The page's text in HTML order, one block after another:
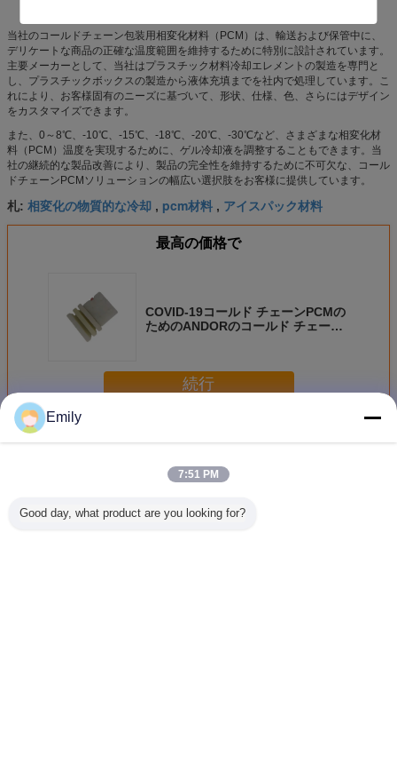
当社のコールドチェーン包装用相変化材料（PCM）は、輸送および保管中に、
デリケートな商品の正確な温度範囲を維持するために特別に設計されています。
主要メーカーとして、当社はプラスチック材料冷却エレメントの製造を専門と
し、プラスチックボックスの製造から液体充填までを社内で処理しています。こ
れにより、お客様固有のニーズに基づいて、形状、仕様、色、さらにはデザイン
をカスタマイズできます。
また、0～8℃、-10℃、-15℃、-18℃、-20℃、-30℃など、さまざまな相変化材
料（PCM）温度を実現するために、ゲル冷却液を調整することもできます。当
社の継続的な製品改善により、製品の完全性を維持するために不可欠な、コール
ドチェーンPCMソリューションの幅広い選択肢をお客様に提供しています。
札: 相変化の物質的な冷却 , pcm材料 , アイスパック材料
最高の価格で
COVID-19コールド チェーンPCMの
ためのANDORのコールド チェーン
続行
多くコールド チェーンPCM
Emily
7:51 PM
Good day, what product are you looking for?